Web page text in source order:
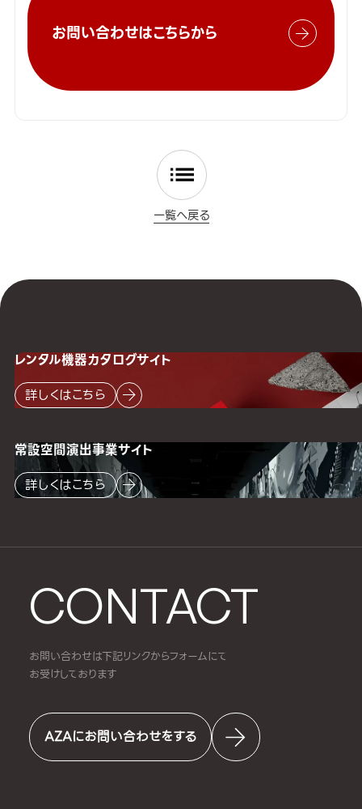
お問い合わせはこちらから
一覧へ戻る
CONTACT
お問い合わせは下記リンクからフォームにて
お受けしております
AZAにお問い合わせをする
レンタル機器カタログサイト
詳しくはこちら
常設空間演出事業サイト
詳しくはこちら